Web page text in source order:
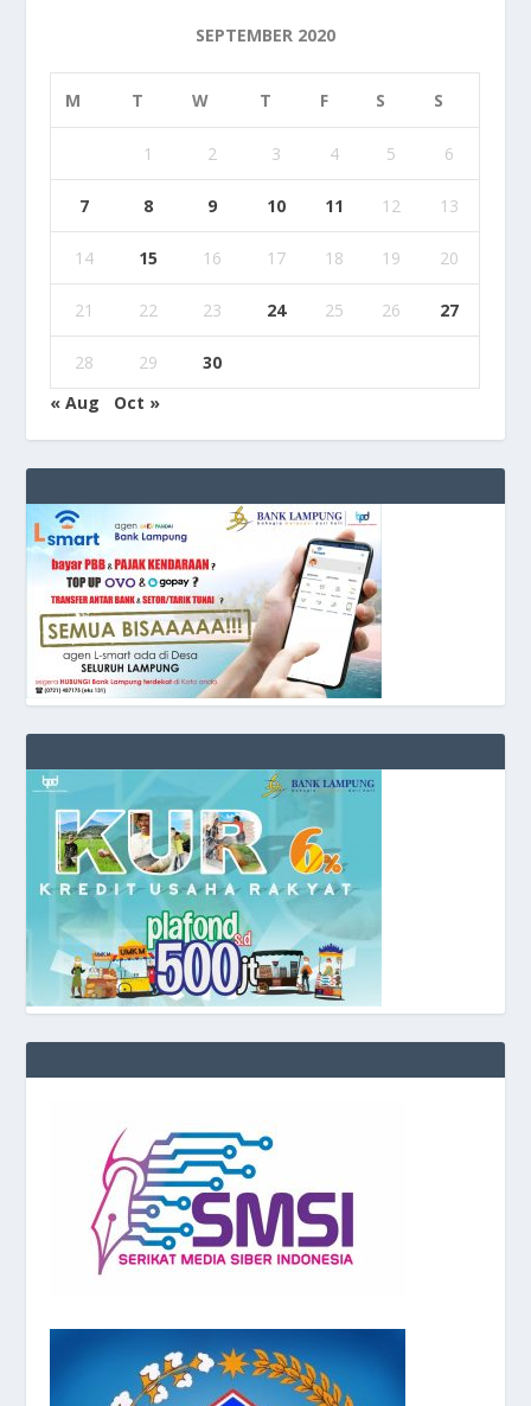
SEPTEMBER 2020
M T W T F S S
1 2 3 4 5 6
7 8 9 10 11 12 13
14 15 16 17 18 19 20
21 22 23 24 25 26 27
28 29
30
« Aug
Oct »